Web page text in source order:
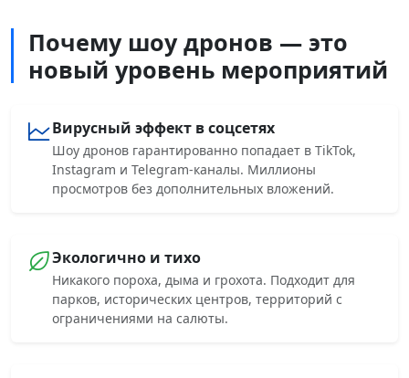
Почему шоу дронов — это
новый уровень мероприятий
Вирусный эффект в соцсетях
Шоу дронов гарантированно попадает в TikTok,
Instagram и Telegram-каналы. Миллионы
просмотров без дополнительных вложений.
Экологично и тихо
Никакого пороха, дыма и грохота. Подходит для
парков, исторических центров, территорий с
ограничениями на салюты.